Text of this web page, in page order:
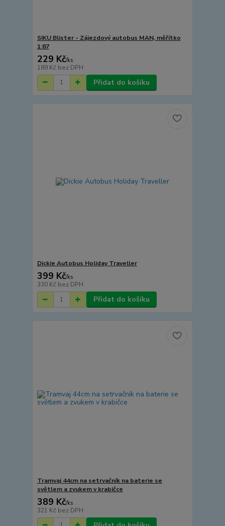
SIKU Blister - Zájezdový autobus MAN, měřítko
1:87
229 Kč/ks
189 Kč bez DPH
Přidat do košíku
Dickie Autobus Holiday Traveller
399 Kč/ks
330 Kč bez DPH
Přidat do košíku
Tramvaj 44cm na setrvačník na baterie se
světlem a zvukem v krabičce
389 Kč/ks
321 Kč bez DPH